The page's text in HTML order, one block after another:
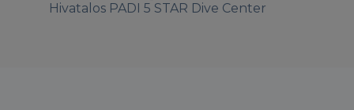
Hivatalos PADI 5 STAR Dive Center